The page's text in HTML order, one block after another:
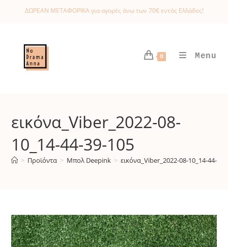
ΔΩΡΕΑΝ ΜΕΤΑΦΟΡΙΚΑ για αγορές άνω των 70€ εντός Ελλάδος!
0 Menu
εικόνα_Viber_2022-08-
10_14-44-39-105
> Προϊόντα > Μπολ Deepink > εικόνα_Viber_2022-08-10_14-44-39-